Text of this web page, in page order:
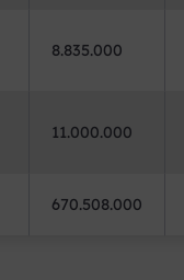
8.835.000
11.000.000
670.508.000